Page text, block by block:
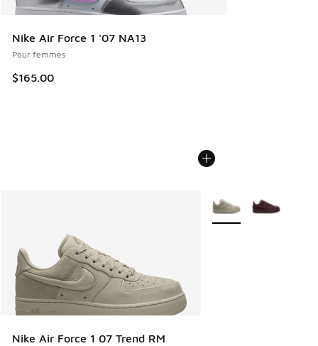
Nike Air Force 1 '07 NA13
Pour femmes
$165.00
Nike Air Force 1 07 Trend RM
Plus de couleurs